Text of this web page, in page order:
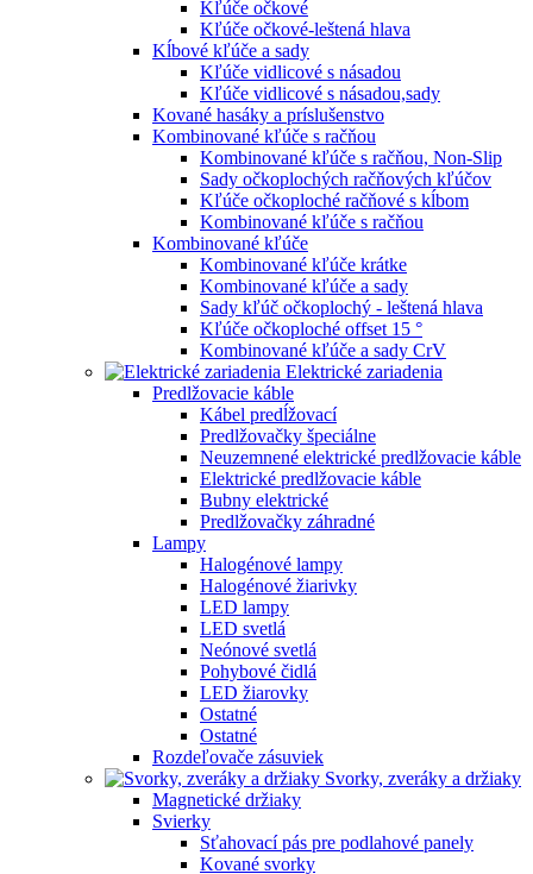
Kľúče očkové
Kľúče očkové-leštená hlava
Kĺbové kľúče a sady
Kľúče vidlicové s násadou
Kľúče vidlicové s násadou,sady
Kované hasáky a príslušenstvo
Kombinované kľúče s račňou
Kombinované kľúče s račňou, Non-Slip
Sady očkoplochých račňových kľúčov
Kľúče očkoploché račňové s kĺbom
Kombinované kľúče s račňou
Kombinované kľúče
Kombinované kľúče krátke
Kombinované kľúče a sady
Sady kľúč očkoplochý - leštená hlava
Kľúče očkoploché offset 15 °
Kombinované kľúče a sady CrV
Elektrické zariadenia
Predlžovacie káble
Kábel predĺžovací
Predlžovačky špeciálne
Neuzemnené elektrické predlžovacie káble
Elektrické predlžovacie káble
Bubny elektrické
Predlžovačky záhradné
Lampy
Halogénové lampy
Halogénové žiarivky
LED lampy
LED svetlá
Neónové svetlá
Pohybové čidlá
LED žiarovky
Ostatné
Ostatné
Rozdeľovače zásuviek
Svorky, zveráky a držiaky
Magnetické držiaky
Svierky
Sťahovací pás pre podlahové panely
Kované svorky